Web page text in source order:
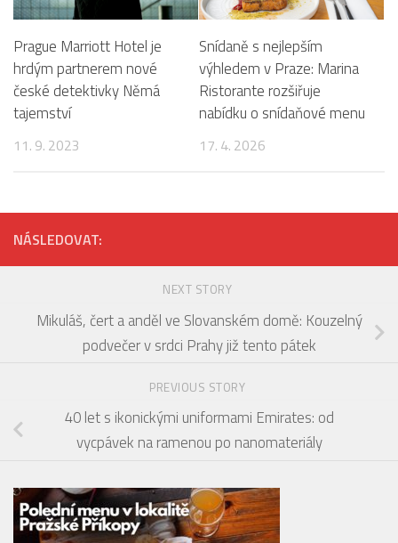
Prague Marriott Hotel je
hrdým partnerem nové
české detektivky Němá
tajemství
11. 9. 2023
Snídaně s nejlepším
výhledem v Praze: Marina
Ristorante rozšiřuje
nabídku o snídaňové menu
17. 4. 2026
NÁSLEDOVAT:
NEXT STORY
Mikuláš, čert a anděl ve Slovanském domě: Kouzelný
podvečer v srdci Prahy již tento pátek
PREVIOUS STORY
40 let s ikonickými uniformami Emirates: od
vycpávek na ramenou po nanomateriály